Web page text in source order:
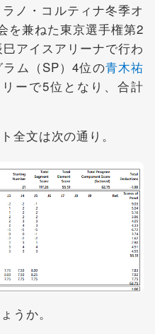
ノ・コルティナ冬季オ
を兼ねた東京選手権第2
アイスアリーナで行わ
ム（SP）4位の青木祐
ーで5位となり、合計
全文は次の通り。
うか。